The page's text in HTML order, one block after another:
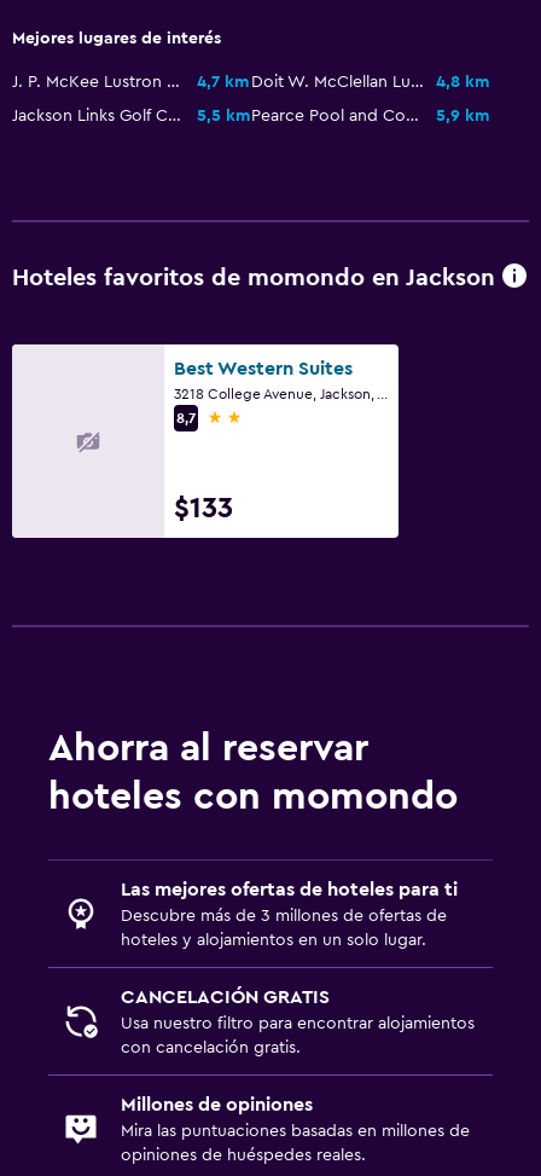
Secador de pelo
Fax/fotocopiadora
Gimnasio
Mejores lugares de interés
J. P. McKee Lustron House 4,7 km Doit W. McClellan Lustron House
4,8 km
Jackson Links Golf Course
5,5 km Pearce Pool and Community Center 5,9 km
Hoteles favoritos de momondo en Jackson
Best Western Suites
8,7
2 estrellas
$133
Ahorra al reservar
hoteles con momondo
Las mejores ofertas de hoteles para ti
Descubre más de 3 millones de ofertas de
hoteles y alojamientos en un solo lugar.
CANCELACIÓN GRATIS
Usa nuestro filtro para encontrar alojamientos
con cancelación gratis.
Millones de opiniones
Mira las puntuaciones basadas en millones de
opiniones de huéspedes reales.